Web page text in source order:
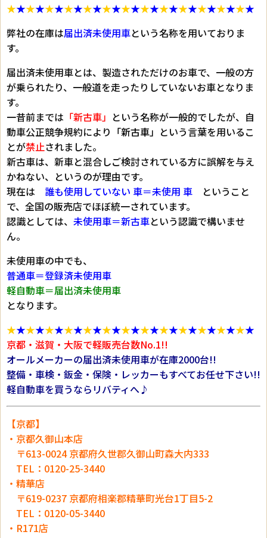
★★★★★★★★★★★★★★★★★★★★★★★★★★
弊社の在庫は届出済未使用車という名称を用いておりま
す。
届出済未使用車とは、製造されただけのお車で、一般の方
が乗られたり、一般道を走ったりしていないお車となりま
す。
一昔前までは 「新古車」 という名称が一般的でしたが、自
動車公正競争規約により 「新古車」 という言葉を用いるこ
とが禁止されました。
新古車は、新車と混合しご検討されている方に誤解を与え
かねない、というのが理由です。
現在は 誰も使用していない 車＝未使用 車 ということ
で、全国の販売店でほぼ統一されています。
認識としては、 未使用車＝新古車という認識で構いませ
ん。
未使用車の中でも、
普通車＝登録済未使用車
軽自動車＝届出済未使用車
となります。
★★★★★★★★★★★★★★★★★★★★★★★★★★
京都・滋賀・大阪で軽販売台数No.1!!
オールメーカーの届出済未使用車が在庫2000台!!
整備・車検・鈑金・保険・レッカーもすべてお任せ下さい!!
軽自動車を買うならリバティへ♪
【京都】
・京都久御山本店
〒613-0024 京都府久世郡久御山町森大内333
TEL：0120-25-3440
・精華店
〒619-0237 京都府相楽郡精華町光台1丁目5-2
TEL：0120-05-3440
・R171店